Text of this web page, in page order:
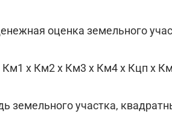
оценка земельного
х Км2 х Км3 х Км4 х Кцп х
земельного участка,